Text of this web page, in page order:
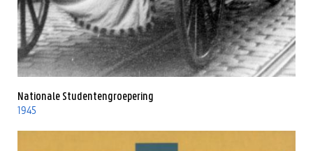
Nationale Studentengroepering
1945